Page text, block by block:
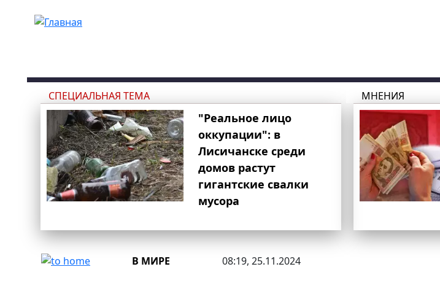
СПЕЦИАЛЬНАЯ ТЕМА
"Реальное лицо
оккупации": в
Лисичанске среди
домов растут
гигантские свалки
мусора
МНЕНИЯ
В МИРЕ 08:19, 25.11.2024